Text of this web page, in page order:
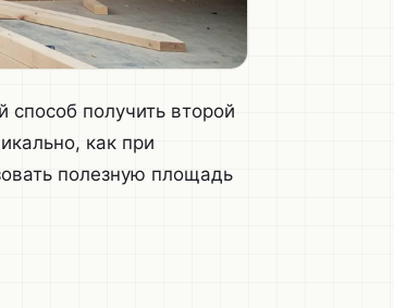
получить второй
как при
полезную площадь